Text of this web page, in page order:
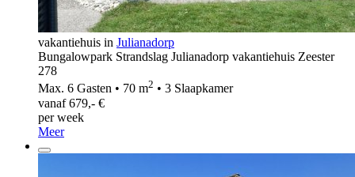
vakantiehuis in Julianadorp
Bungalowpark Strandslag Julianadorp vakantiehuis Zeester
278
Max. 6 Gasten • 70 m2 • 3 Slaapkamer
vanaf 679,- €
per week
Meer